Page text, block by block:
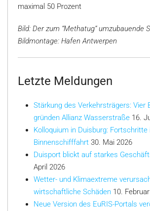
maximal 50 Prozent
Bild: Der zum “Methatug” umzubauende
Bildmontage: Hafen Antwerpen
Letzte Meldungen
Stärkung des Verkehrsträgers: Vier
gründen Allianz Wasserstraße 16.
Kolloquium in Duisburg: Fortschritte
Binnenschifffahrt 30. Mai 2026
Duisport blickt auf starkes
April 2026
Wetter- und Klimaextreme
wirtschaftliche Schäden 10.
Neue Version des EuRIS-Portals